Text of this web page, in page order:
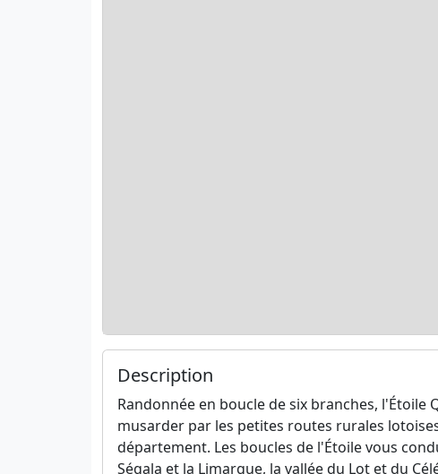
Description
Randonnée en boucle de six branches,
musarder par les petites routes rurales
département. Les boucles de l'Étoile vous
Ségala et la Limargue, la vallée du Lot et du